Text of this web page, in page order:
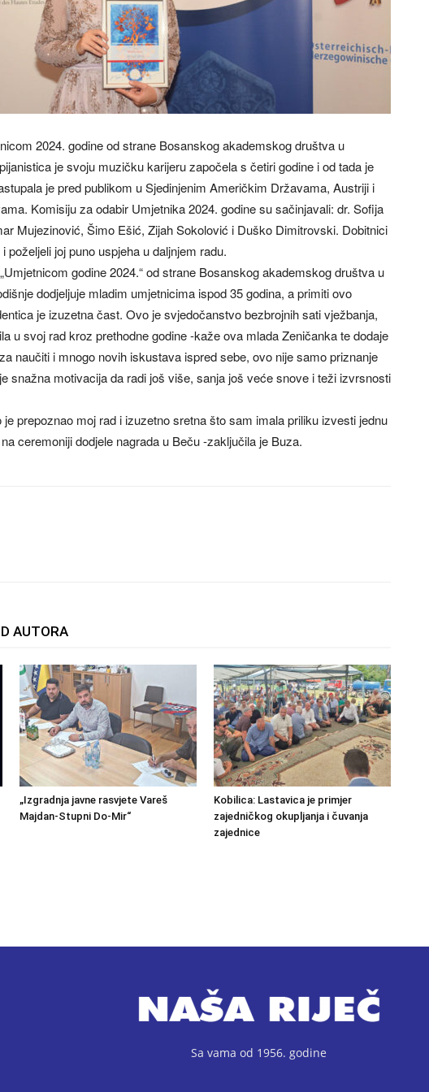
2024. godine od strane Bosanskog akademskog društva u
je svoju muzičku karijeru započela s četiri godine i od tada je
je pred publikom u Sjedinjenim Američkim Državama, Austriji i
Komisiju za odabir Umjetnika 2024. godine su sačinjavali: dr. Sofija
Mujezinović, Šimo Ešić, Zijah Sokolović i Duško Dimitrovski. Dobitnici
poželjeli joj puno uspjeha u daljnjem radu.
godine 2024.“ od strane Bosanskog akademskog društva u
dodjeljuje mladim umjetnicima ispod 35 godina, a primiti ovo
je izuzetna čast. Ovo je svjedočanstvo bezbrojnih sati vježbanja,
u svoj rad kroz prethodne godine -kaže ova mlada Zeničanka te dodaje
naučiti i mnogo novih iskustava ispred sebe, ovo nije samo priznanje
snažna motivacija da radi još više, sanja još veće snove i teži izvrsnosti
prepoznao moj rad i izuzetno sretna što sam imala priliku izvesti jednu
ceremoniji dodjele nagrada u Beču -zaključila je Buza.
AUTORA
„Izgradnja javne rasvjete Vareš
Majdan-Stupni Do-Mir“
Kobilica: Lastavica je primjer
zajedničkog okupljanja i čuvanja
zajednice
Sa vama od 1956. godine